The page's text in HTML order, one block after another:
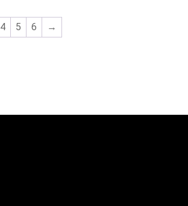
4 5 6 →